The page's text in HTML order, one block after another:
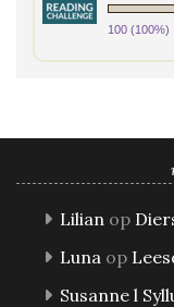
100 (100%)
Lilian op
Luna op
Susanne l